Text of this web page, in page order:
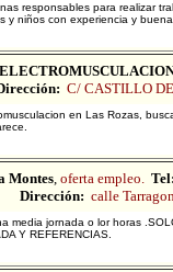
responsables para realizar
y niños con experiencia y
C/ CASTILLO
en Las Rozas,
Montes, oferta empleo.
Dirección: calle
media jornada o lor horas
Y REFERENCIAS.